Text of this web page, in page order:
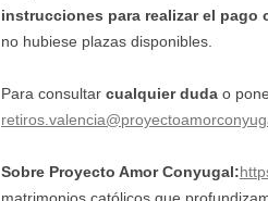
instrucciones para realizar el
no hubiese plazas disponibles.
Para consultar cualquier duda o
Sobre Proyecto Amor Conyugal: